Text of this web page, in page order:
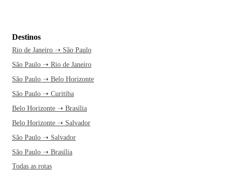
Destinos
Rio de Janeiro ➝ São Paulo
São Paulo ➝ Rio de Janeiro
São Paulo ➝ Belo Horizonte
São Paulo ➝ Curitiba
Belo Horizonte ➝ Brasília
Belo Horizonte ➝ Salvador
São Paulo ➝ Salvador
São Paulo ➝ Brasília
Todas as rotas